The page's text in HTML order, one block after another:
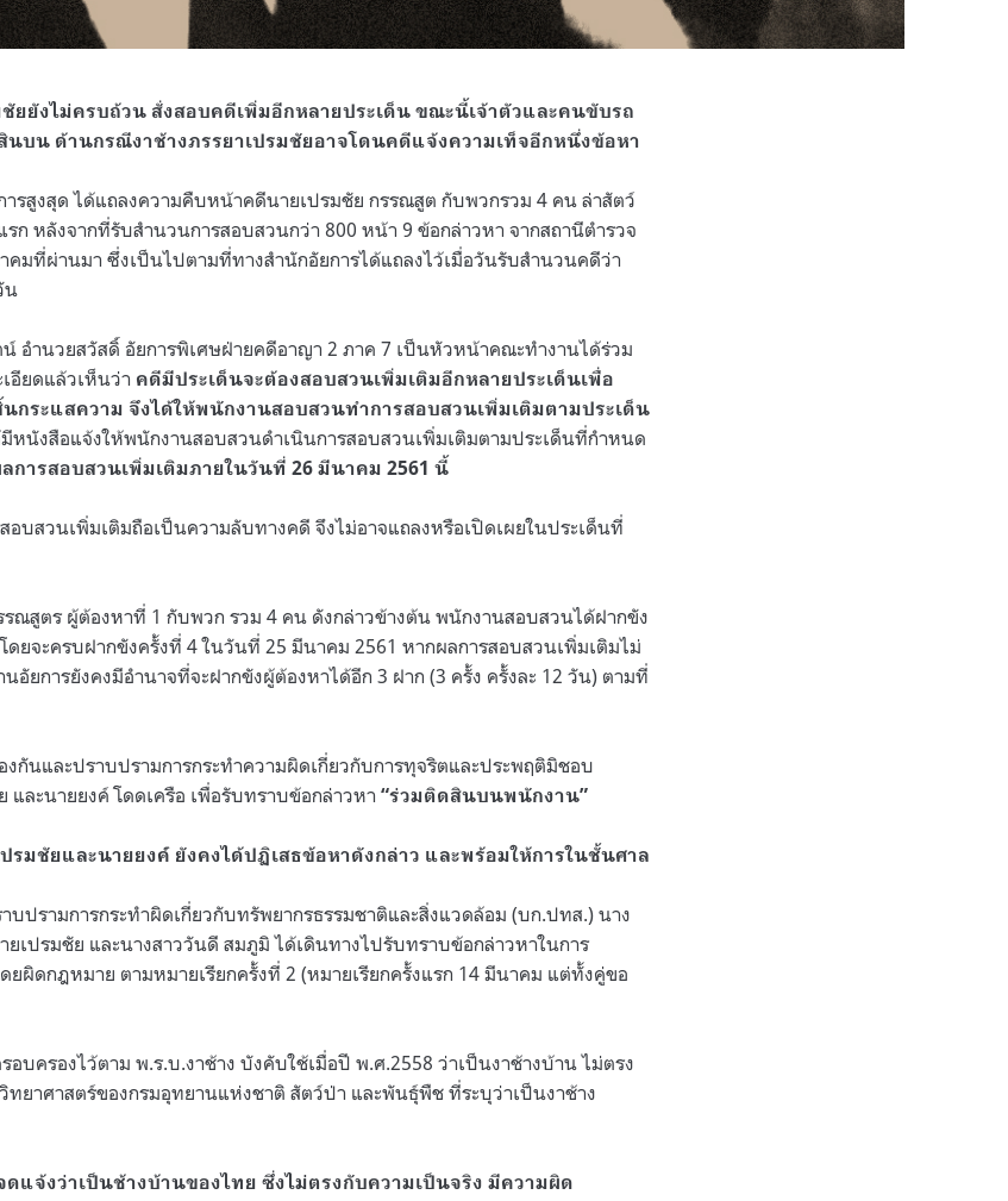
ยยังไม่ครบถ้วน สั่งสอบคดีเพิ่มอีกหลายประเด็น ขณะนี้เจ้าตัวและคนขับรถ
นบน ด้านกรณีงาช้างภรรยาเปรมชัยอาจโดนคดีแจ้งความเท็จอีกหนึ่งข้อหา
ารสูงสุด ได้แถลงความคืบหน้าคดีนายเปรมชัย กรรณสูต กับพวกรวม 4 คน ล่าสัตว์
ก หลังจากที่รับสำนวนการสอบสวนกว่า 800 หน้า 9 ข้อกล่าวหา จากสถานีตำรวจ
คมที่ผ่านมา ซึ่งเป็นไปตามที่ทางสำนักอัยการได้แถลงไว้เมื่อวันรับสำนวนคดีว่า
น
อำนวยสวัสดิ์ อัยการพิเศษฝ่ายคดีอาญา 2 ภาค 7 เป็นหัวหน้าคณะทำงานได้ร่วม
อียดแล้วเห็นว่า คดีมีประเด็นจะต้องสอบสวนเพิ่มเติมอีกหลายประเด็นเพื่อ
กระแสความ จึงได้ให้พนักงานสอบสวนทำการสอบสวนเพิ่มเติมตามประเด็น
มีหนังสือแจ้งให้พนักงานสอบสวนดำเนินการสอบสวนเพิ่มเติมตามประเด็นที่กำหนด
การสอบสวนเพิ่มเติมภายในวันที่ 26 มีนาคม 2561 นี้
อบสวนเพิ่มเติมถือเป็นความลับทางคดี จึงไม่อาจแถลงหรือเปิดเผยในประเด็นที่
ณสูตร ผู้ต้องหาที่ 1 กับพวก รวม 4 คน ดังกล่าวข้างต้น พนักงานสอบสวนได้ฝากขัง
ยจะครบฝากขังครั้งที่ 4ในวันที่ 25 มีนาคม 2561 หากผลการสอบสวนเพิ่มเติมไม่
อัยการยังคงมีอำนาจที่จะฝากขังผู้ต้องหาได้อีก 3 ฝาก (3 ครั้ง ครั้งละ 12 วัน) ตามที่
กันและปราบปรามการกระทำความผิดเกี่ยวกับการทุจริตและประพฤติมิชอบ
และนายยงค์ โดดเครือ เพื่อรับทราบข้อกล่าวหา “ร่วมติดสินบนพนักงาน”
รมชัยและนายยงค์ ยังคงได้ปฏิเสธข้อหาดังกล่าว และพร้อมให้การในชั้นศาล
ปรามการกระทำผิดเกี่ยวกับทรัพยากรธรรมชาติและสิ่งแวดล้อม (บก.ปทส.) นาง
เปรมชัย และนางสาววันดี สมภูมิ ได้เดินทางไปรับทราบข้อกล่าวหาในการ
ยผิดกฎหมาย ตามหมายเรียกครั้งที่ 2 (หมายเรียกครั้งแรก 14 มีนาคม แต่ทั้งคู่ขอ
บครองไว้ตาม พ.ร.บ.งาช้าง บังคับใช้เมื่อปี พ.ศ.2558 ว่าเป็นงาช้างบ้าน ไม่ตรง
ทยาศาสตร์ของกรมอุทยานแห่งชาติ สัตว์ป่า และพันธุ์พืช ที่ระบุว่าเป็นงาช้าง
แจ้งว่าเป็นช้างบ้านของไทย ซึ่งไม่ตรงกับความเป็นจริง มีความผิด